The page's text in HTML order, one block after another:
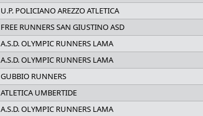
U.P. POLICIANO AREZZO ATLETICA
FREE RUNNERS SAN GIUSTINO ASD
A.S.D. OLYMPIC RUNNERS LAMA
A.S.D. OLYMPIC RUNNERS LAMA
GUBBIO RUNNERS
ATLETICA UMBERTIDE
A.S.D. OLYMPIC RUNNERS LAMA